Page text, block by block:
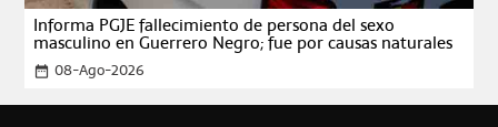
Informa PGJE fallecimiento de persona del sexo
masculino en Guerrero Negro; fue por causas naturales
date_range 08-Ago-2026